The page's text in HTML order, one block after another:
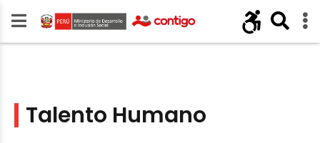
Talento Humano